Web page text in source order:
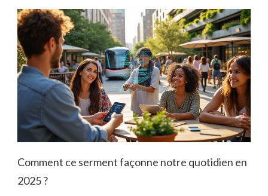
Comment ce serment façonne notre quotidien en
2025 ?